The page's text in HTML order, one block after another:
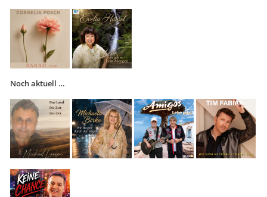
Noch aktuell …